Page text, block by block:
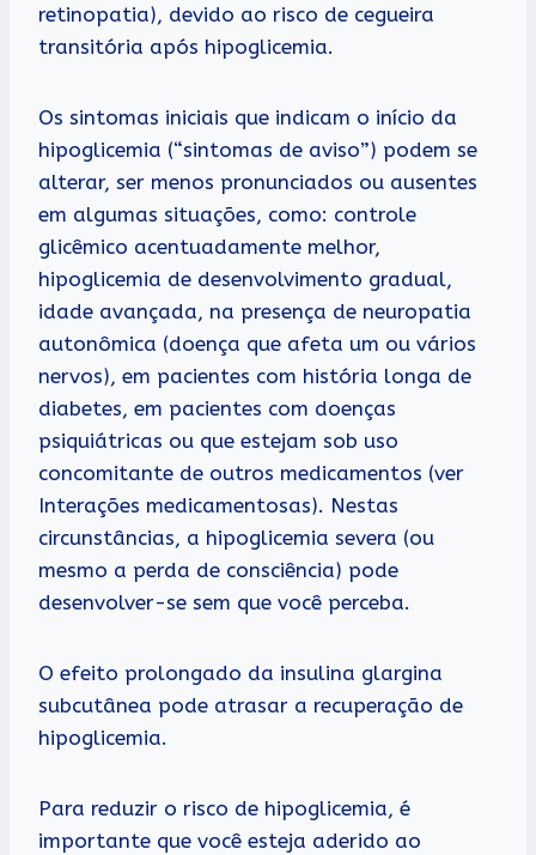
retinopatia), devido ao risco de cegueira
transitória após hipoglicemia.
Os sintomas iniciais que indicam o início da
hipoglicemia (“sintomas de aviso”) podem se
alterar, ser menos pronunciados ou ausentes
em algumas situações, como: controle
glicêmico acentuadamente melhor,
hipoglicemia de desenvolvimento gradual,
idade avançada, na presença de neuropatia
autonômica (doença que afeta um ou vários
nervos), em pacientes com história longa de
diabetes, em pacientes com doenças
psiquiátricas ou que estejam sob uso
concomitante de outros medicamentos (ver
Interações medicamentosas). Nestas
circunstâncias, a hipoglicemia severa (ou
mesmo a perda de consciência) pode
desenvolver-se sem que você perceba.
O efeito prolongado da insulina glargina
subcutânea pode atrasar a recuperação de
hipoglicemia.
Para reduzir o risco de hipoglicemia, é
importante que você esteja aderido ao